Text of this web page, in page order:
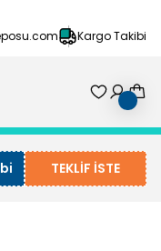
Kargo Takibi
TEKLİF İSTE